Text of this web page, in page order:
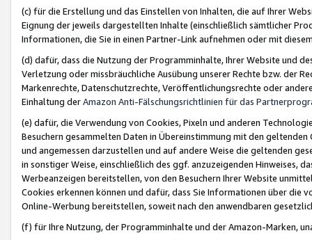
(c) für die Erstellung und das Einstellen von Inhalten, die auf Ihrer
Eignung der jeweils dargestellten Inhalte (einschließlich sämtlicher
Informationen, die Sie in einen Partner-Link aufnehmen oder mit
(d) dafür, dass die Nutzung der Programminhalte, Ihrer Website und
Verletzung oder missbräuchliche Ausübung unserer Rechte bzw. der
Markenrechte, Datenschutzrechte, Veröffentlichungsrechte oder
Einhaltung derAmazon Anti-Fälschungsrichtlinien für das
(e) dafür, die Verwendung von Cookies, Pixeln und anderen
Besuchern gesammelten Daten in Übereinstimmung mit den
und angemessen darzustellen und auf andere Weise die geltenden
in sonstiger Weise, einschließlich des ggf. anzuzeigenden Hinweises,
Werbeanzeigen bereitstellen, von den Besuchern Ihrer Website
Cookies erkennen können und dafür, dass Sie Informationen über die
Online-Werbung bereitstellen, soweit nach den anwendbaren
(f) für Ihre Nutzung, der Programminhalte und der Amazon-Marken,